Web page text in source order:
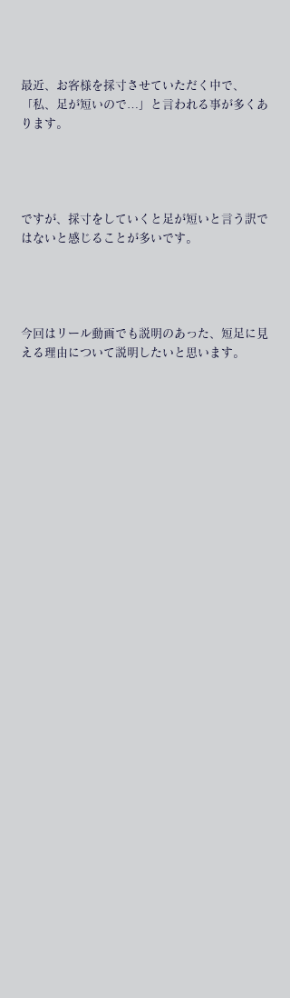
最近、お客様を採寸させていただく中で、
「私、足が短いので…」と言われる事が多くあ
ります。
ですが、採寸をしていくと足が短いと言う訳で
はないと感じることが多いです。
今回はリール動画でも説明のあった、短足に見
える理由について説明したいと思います。